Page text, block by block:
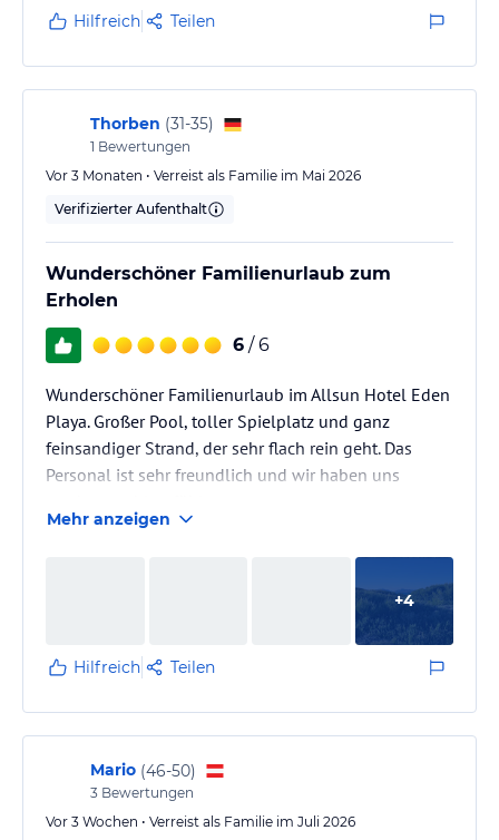
Hilfreich Teilen
Thorben (31-35)
1 Bewertungen
Vor 3 Monaten • Verreist als Familie im Mai 2026
Verifizierter Aufenthalt
Wunderschöner Familienurlaub zum
Erholen
6 / 6
Wunderschöner Familienurlaub im Allsun Hotel Eden
Playa. Großer Pool, toller Spielplatz und ganz
feinsandiger Strand, der sehr flach rein geht. Das
Personal ist sehr freundlich und wir haben uns
Mehr anzeigen
+4
Hilfreich Teilen
Mario (46-50)
3 Bewertungen
Vor 3 Wochen • Verreist als Familie im Juli 2026